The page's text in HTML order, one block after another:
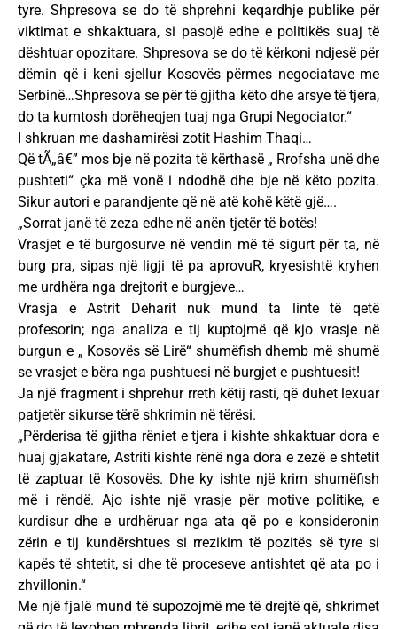
tyre. Shpresova se do të shprehni keqardhje publike për
viktimat e shkaktuara, si pasojë edhe e politikës suaj të
dështuar opozitare. Shpresova se do të kërkoni ndjesë për
dëmin që i keni sjellur Kosovës përmes negociatave me
Serbinë…Shpresova se për të gjitha këto dhe arsye të tjera,
do ta kumtosh dorëheqjen tuaj nga Grupi Negociator.“
I shkruan me dashamirësi zotit Hashim Thaqi…
Që tÃ„â€” mos bje në pozita të kërthasë „ Rrofsha unë dhe
pushteti“ çka më vonë i ndodhë dhe bje në këto pozita.
Sikur autori e parandjente që në atë kohë këtë gjë….
„Sorrat janë të zeza edhe në anën tjetër të botës!
Vrasjet e të burgosurve në vendin më të sigurt për ta, në
burg pra, sipas një ligji të pa aprovuR, kryesishtë kryhen
me urdhëra nga drejtorit e burgjeve…
Vrasja e Astrit Deharit nuk mund ta linte të qetë
profesorin; nga analiza e tij kuptojmë që kjo vrasje në
burgun e „ Kosovës së Lirë“ shumëfish dhemb më shumë
se vrasjet e bëra nga pushtuesi në burgjet e pushtuesit!
Ja një fragment i shprehur rreth këtij rasti, që duhet lexuar
patjetër sikurse tërë shkrimin në tërësi.
„Përderisa të gjitha rëniet e tjera i kishte shkaktuar dora e
huaj gjakatare, Astriti kishte rënë nga dora e zezë e shtetit
të zaptuar të Kosovës. Dhe ky ishte një krim shumëfish
më i rëndë. Ajo ishte një vrasje për motive politike, e
kurdisur dhe e urdhëruar nga ata që po e konsideronin
zërin e tij kundërshtues si rrezikim të pozitës së tyre si
kapës të shtetit, si dhe të proceseve antishtet që ata po i
zhvillonin.“
Me një fjalë mund të supozojmë me të drejtë që, shkrimet